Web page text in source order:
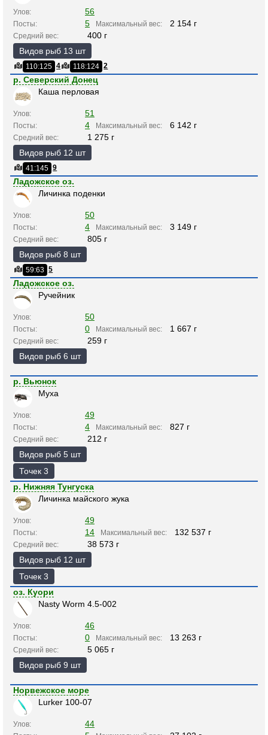
Улов: 56
Посты: 5 Максимальный вес: 2 154 г
Средний вес:
400 г
Видов рыб 13 шт
110:125 4 118:124 2
р. Северский Донец
Каша перловая
Улов: 51
Посты: 4 Максимальный вес: 6 142 г
Средний вес:
1 275 г
Видов рыб 12 шт
41:145 9
Ладожское оз.
Личинка поденки
Улов: 50
Посты: 4 Максимальный вес: 3 149 г
Средний вес:
805 г
Видов рыб 8 шт
59:63 5
Ладожское оз.
Ручейник
Улов: 50
Посты: 0 Максимальный вес: 1 667 г
Средний вес:
259 г
Видов рыб 6 шт
р. Вьюнок
Муха
Улов: 49
Посты: 4 Максимальный вес: 827 г
Средний вес:
212 г
Видов рыб 5 шт
Точек 3
р. Нижняя Тунгуска
Личинка майского жука
Улов: 49
Посты: 14 Максимальный вес: 132 537 г
Средний вес:
38 573 г
Видов рыб 12 шт
Точек 3
оз. Куори
Nasty Worm 4.5-002
Улов: 46
Посты: 0 Максимальный вес: 13 263 г
Средний вес:
5 065 г
Видов рыб 9 шт
Норвежское море
Lurker 100-07
Улов: 44